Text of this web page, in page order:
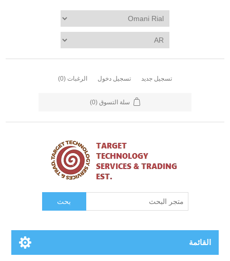
تسجيل جديد تسجيل دخول الرغبات (0)
سلة التسوق (0)
بحث
القائمة